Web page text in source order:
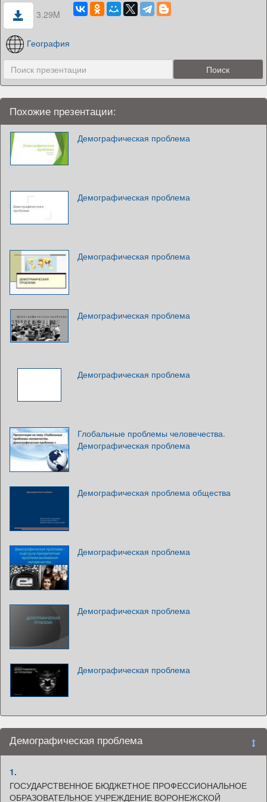
3.29M
География
Похожие презентации:
Демографическая проблема
Демографическая проблема
Демографическая проблема
Демографическая проблема
Демографическая проблема
Глобальные проблемы человечества.
Демографическая проблема
Демографическая проблема общества
Демографическая проблема
Демографическая проблема
Демографическая проблема
Демографическая проблема
1.
ГОСУДАРСТВЕННОЕ БЮДЖЕТНОЕ ПРОФЕССИОНАЛЬНОЕ
ОБРАЗОВАТЕЛЬНОЕ УЧРЕЖДЕНИЕ ВОРОНЕЖСКОЙ